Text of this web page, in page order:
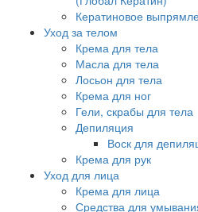
Кератиновое
Уход за телом
Крема для тела
Масла для тела
Лосьон для тела
Крема для ног
Гели, скрабы для тела
Депиляция
Воск для
Крема для рук
Уход для лица
Крема для лица
Средства для